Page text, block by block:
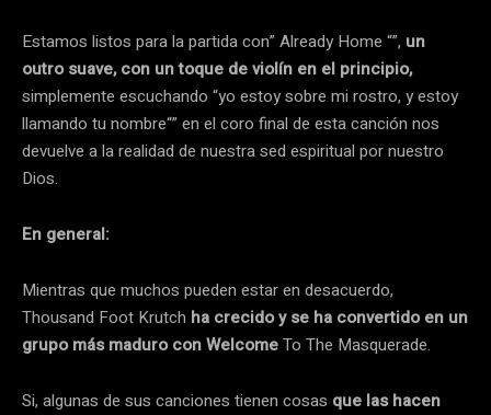
Estamos listos para la partida con” Already Home “”, un
outro suave, con un toque de violín en el principio,
simplemente escuchando “yo estoy sobre mi rostro, y estoy
llamando tu nombre“” en el coro final de esta canción nos
devuelve a la realidad de nuestra sed espiritual por nuestro
Dios.
En general:
Mientras que muchos pueden estar en desacuerdo,
Thousand Foot Krutch ha crecido y se ha convertido en un
grupo más maduro con WelcomeTo The Masquerade.
Si, algunas de sus canciones tienen cosas que las hacen